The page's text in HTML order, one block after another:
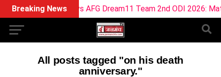
Breaking NewsIRE vs AFG Dream11 Team 2nd ODI 2026:
All posts tagged "on his death
anniversary."